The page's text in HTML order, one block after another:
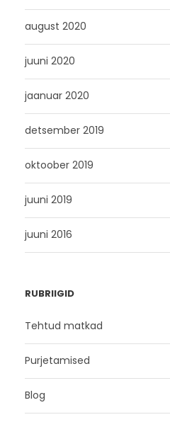
august 2020
juuni 2020
jaanuar 2020
detsember 2019
oktoober 2019
juuni 2019
juuni 2016
RUBRIIGID
Tehtud matkad
Purjetamised
Blog